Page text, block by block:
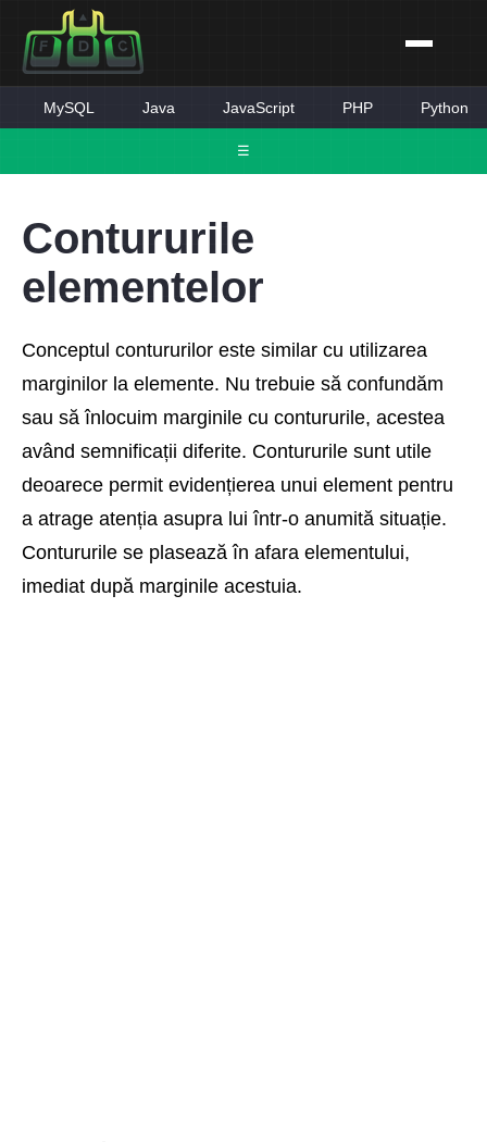
☰
MySQL Java JavaScript PHP Python
Contururile
elementelor
Conceptul contururilor este similar cu utilizarea
marginilor la elemente. Nu trebuie să confundăm
sau să înlocuim marginile cu contururile, acestea
având semnificații diferite. Contururile sunt utile
deoarece permit evidențierea unui element pentru
a atrage atenția asupra lui într-o anumită situație.
Contururile se plasează în afara elementului,
imediat după marginile acestuia.